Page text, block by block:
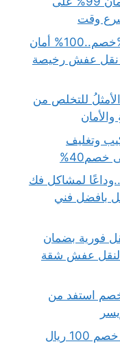
وقت
دينا نقل عفش داخل الرياض بـ20%خصم..100% أمان
نقل عفش رخيصة
للتخلص من
وتغليف
لمشاكل فك
اتصل بافضل فني
فورية بضمان
خصم لنقل عفش شقة
اثاث بالمزاحمية بـ20%خصم استفد من
لوري جامبو نقل عفش بالرياض مع خصم 100 ريال